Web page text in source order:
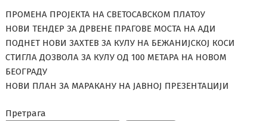
ПРОМЕНА ПРОЈЕКТА НА СВЕТОСАВСКОМ ПЛАТОУ
НОВИ ТЕНДЕР ЗА ДРВЕНЕ ПРАГОВЕ МОСТА НА АДИ
ПОДНЕТ НОВИ ЗАХТЕВ ЗА КУЛУ НА БЕЖАНИЈСКОЈ КОСИ
СТИГЛА ДОЗВОЛА ЗА КУЛУ ОД 100 МЕТАРА НА НОВОМ
БЕОГРАДУ
НОВИ ПЛАН ЗА МАРАКАНУ НА ЈАВНОЈ ПРЕЗЕНТАЦИЈИ
Претрага